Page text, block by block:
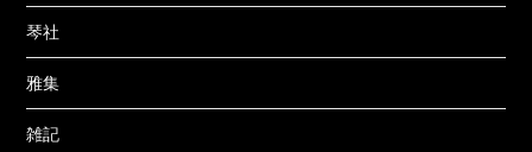
琴社
雅集
雑記